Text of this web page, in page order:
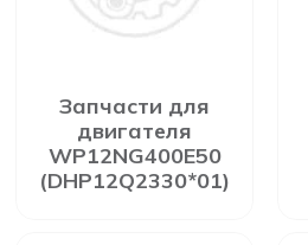
Запчасти для
двигателя
WP12NG400E50
(DHP12Q2330*01)